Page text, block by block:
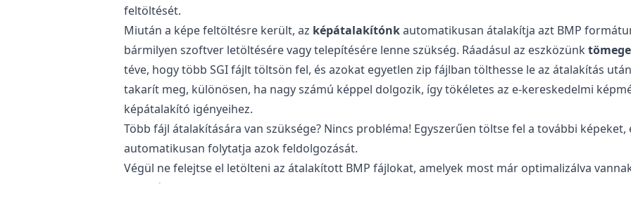
feltöltését.
Miután a képe feltöltésre került, az képátalakítónkautomatikusan átalakítja azt BMP
bármilyen szoftver letöltésére vagy telepítésére lenne szükség. Ráadásul az eszközünk
téve, hogy több SGI fájlt töltsön fel, és azokat egyetlen zip fájlban tölthesse le az átalakítás
takarít meg, különösen, ha nagy számú képpel dolgozik, így tökéletes az e-kereskedelmi
képátalakító igényeihez.
Több fájl átalakítására van szüksége? Nincs probléma! Egyszerűen töltse fel a további képeket,
automatikusan folytatja azok feldolgozását.
Végül ne felejtse el letölteni az átalakított BMP fájlokat, amelyek most már optimalizálva
használatra.